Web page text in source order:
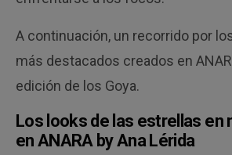
A continuación, un recorrido por
más destacados creados en
edición de los Goya.
Los looks de las estrellas en
en ANARA by Ana Lérida